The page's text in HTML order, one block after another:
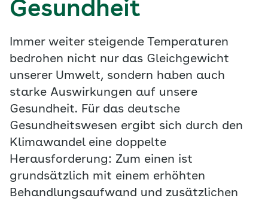
Gesundheit
Immer weiter steigende Temperaturen
bedrohen nicht nur das Gleichgewicht
unserer Umwelt, sondern haben auch
starke Auswirkungen auf unsere
Gesundheit. Für das deutsche
Gesundheitswesen ergibt sich durch den
Klimawandel eine doppelte
Herausforderung: Zum einen ist
grundsätzlich mit einem erhöhten
Behandlungsaufwand und zusätzlichen